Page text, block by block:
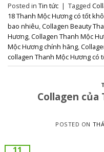
Posted in Tin tức | Tagged
18 Thanh Mộc Hương có tốt
bao nhiêu,Collagen Beauty
Hương,Collagen Thanh Mộc
Mộc Hương chính hãng,
collagen Thanh Mộc Hương có
Collagen
POSTED ON